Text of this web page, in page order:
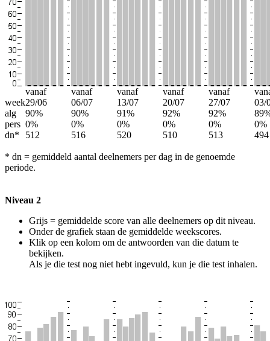
week
alg
pers
dn*
vanaf
29/06
90%
0%
512
vanaf
06/07
90%
0%
516
vanaf
13/07
91%
0%
520
vanaf
20/07
92%
0%
510
vanaf
27/07
92%
0%
513
03/
0%
494
* dn = gemiddeld aantal deelnemers per dag in de genoemde
periode.
Niveau 2
Grijs = gemiddelde score van alle deelnemers op dit niveau.
Onder de grafiek staan de gemiddelde weekscores.
Klik op een kolom om de antwoorden van die datum te
bekijken.
Als je die test nog niet hebt ingevuld, kun je die test inhalen.